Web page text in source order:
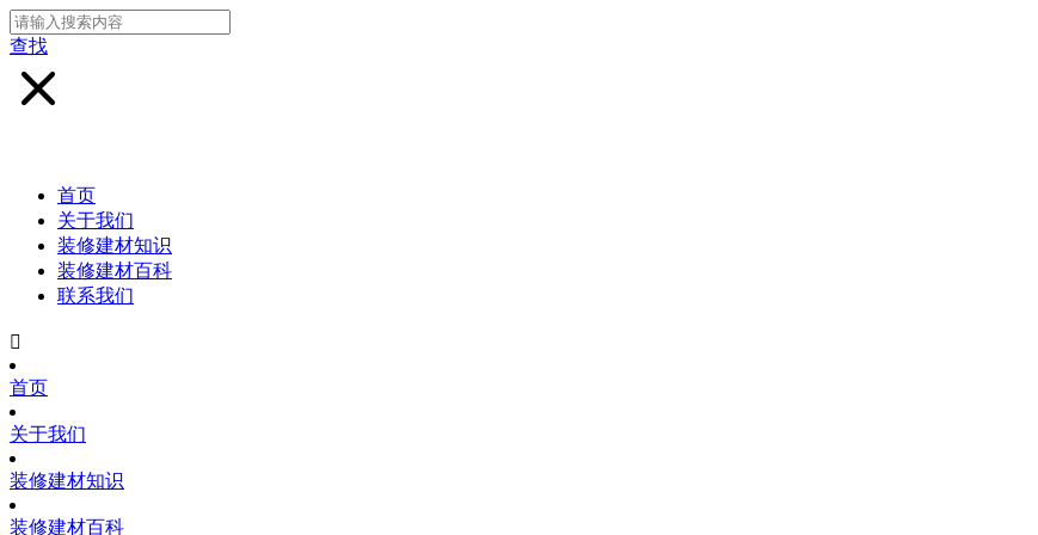
查找
首页
关于我们
装修建材知识
装修建材百科
联系我们

首页
关于我们
装修建材知识
装修建材百科